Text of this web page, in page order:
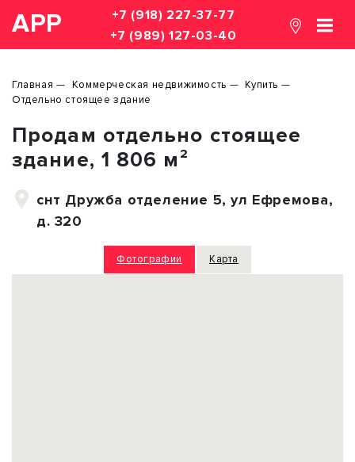
АРР
+7 (918) 227-37-77
+7 (989) 127-03-40
Главная Коммерческая недвижимость
Купить
Отдельно стоящее здание
Продам отдельно стоящее
здание, 1 806 м²
снт Дружба отделение 5, ул Ефремова,
д. 320
Фотографии Карта